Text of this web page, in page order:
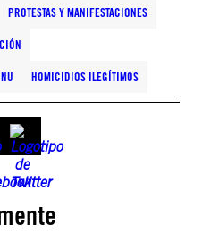
PROTESTAS Y MANIFESTACIONES
HOMICIDIOS ILEGÍTIMOS